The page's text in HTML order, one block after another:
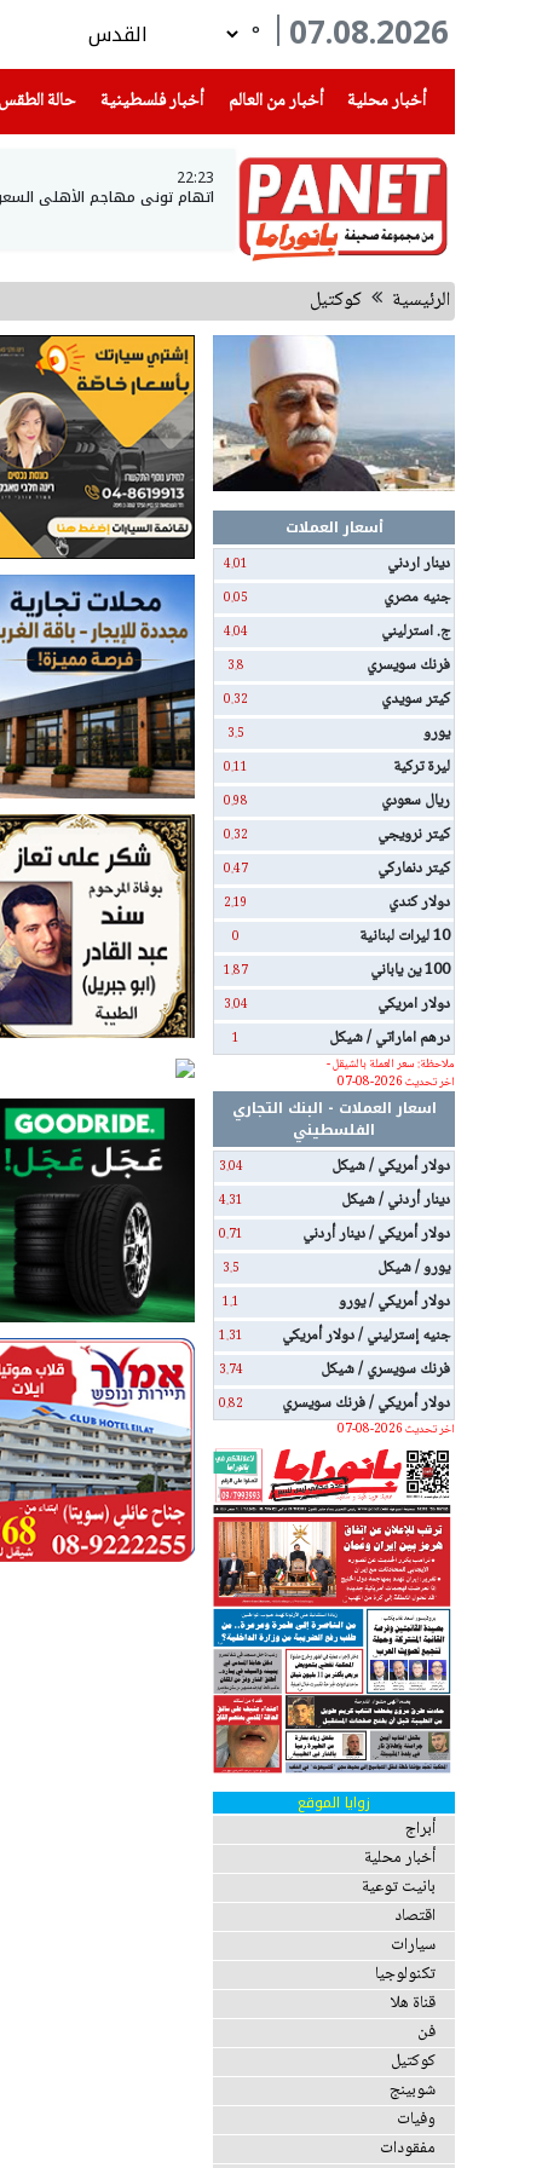
07.08.2026
°
أخبار محلية
(current) أخبار من العالم أخبار فلسطينية(current) حالة الطقس
22:23
اتهام توني مهاجم الأهلي
الرئيسية كوكتيل
أسعار العملات
دينار اردني
4.01
جنيه مصري 0.05
ج. استرليني 4.04
فرنك سويسري 3.8
كيتر سويدي 0.32
يورو 3.5
ليرة تركية 0.11
ريال سعودي 0.98
كيتر نرويجي 0.32
كيتر دنماركي 0.47
دولار كندي 2.19
10 ليرات لبنانية 0
100 ين ياباني 1.87
دولار امريكي 3.04
درهم اماراتي / شيكل
1
ملاحظة: سعر العملة بالشيقل -
اخر تحديث 2026-08-07
اسعار العملات - البنك التجاري
الفلسطيني
دولار أمريكي / شيكل
3.04
دينار أردني / شيكل 4.31
دولار أمريكي / دينار أردني 0.71
يورو / شيكل 3.5
دولار أمريكي / يورو 1.1
جنيه إسترليني / دولار أمريكي 1.31
فرنك سويسري / شيكل 3.74
دولار أمريكي / فرنك سويسري
0.82
اخر تحديث 2026-08-07
زوايا الموقع
أبراج
أخبار محلية
بانيت توعية
اقتصاد
سيارات
تكنولوجيا
قناة هلا
فن
كوكتيل
شوبينج
وفيات
مفقودات